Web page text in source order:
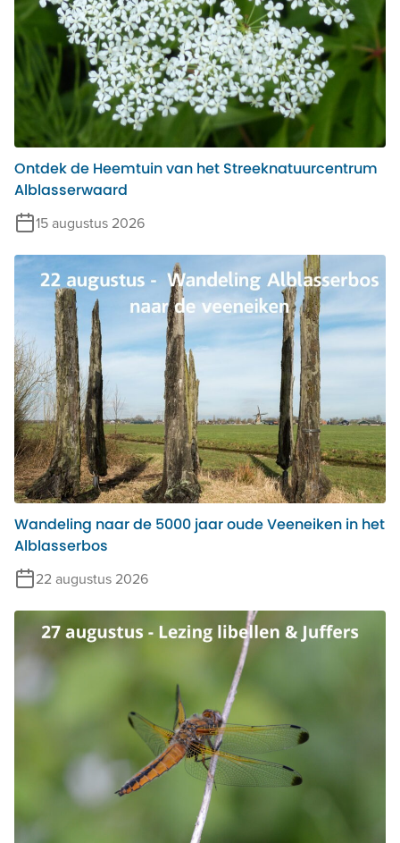
Ontdek de Heemtuin van het Streeknatuurcentrum
Alblasserwaard
15 augustus 2026
Wandeling naar de 5000 jaar oude Veeneiken in het
Alblasserbos
22 augustus 2026